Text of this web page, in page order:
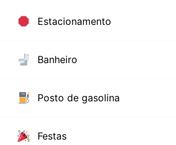
Estacionamento
Banheiro
Posto de gasolina
Festas